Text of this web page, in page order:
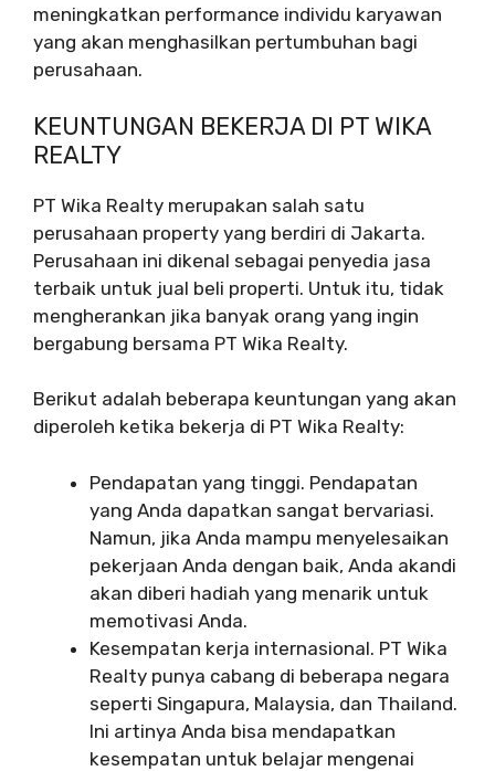
meningkatkan performance individu karyawan
yang akan menghasilkan pertumbuhan bagi
perusahaan.
KEUNTUNGAN BEKERJA DI PT WIKA
REALTY
PT Wika Realty merupakan salah satu
perusahaan property yang berdiri di Jakarta.
Perusahaan ini dikenal sebagai penyedia jasa
terbaik untuk jual beli properti. Untuk itu, tidak
mengherankan jika banyak orang yang ingin
bergabung bersama PT Wika Realty.
Berikut adalah beberapa keuntungan yang akan
diperoleh ketika bekerja di PT Wika Realty:
Pendapatan yang tinggi. Pendapatan
yang Anda dapatkan sangat bervariasi.
Namun, jika Anda mampu menyelesaikan
pekerjaan Anda dengan baik, Anda akandi
akan diberi hadiah yang menarik untuk
memotivasi Anda.
Kesempatan kerja internasional. PT Wika
Realty punya cabang di beberapa negara
seperti Singapura, Malaysia, dan Thailand.
Ini artinya Anda bisa mendapatkan
kesempatan untuk belajar mengenai